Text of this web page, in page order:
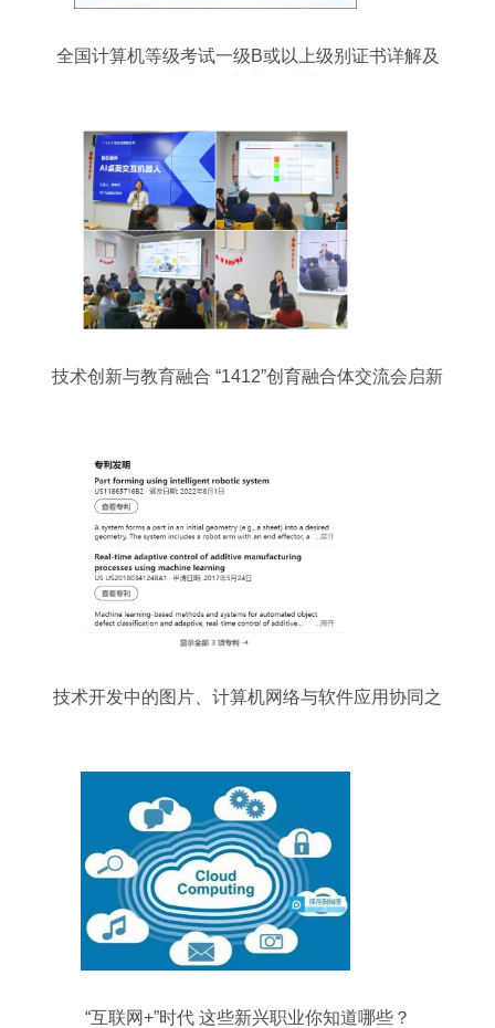
全国计算机等级考试一级B或以上级别证书详解及
技术创新与教育融合 “1412”创育融合体交流会启新
技术开发中的图片、计算机网络与软件应用协同之
“互联网+”时代 这些新兴职业你知道哪些？